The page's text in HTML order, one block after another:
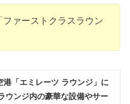
ァーストクラスラウン
港「エミレーツ ラウンジ」に
ウンジ内の豪華な設備やサー